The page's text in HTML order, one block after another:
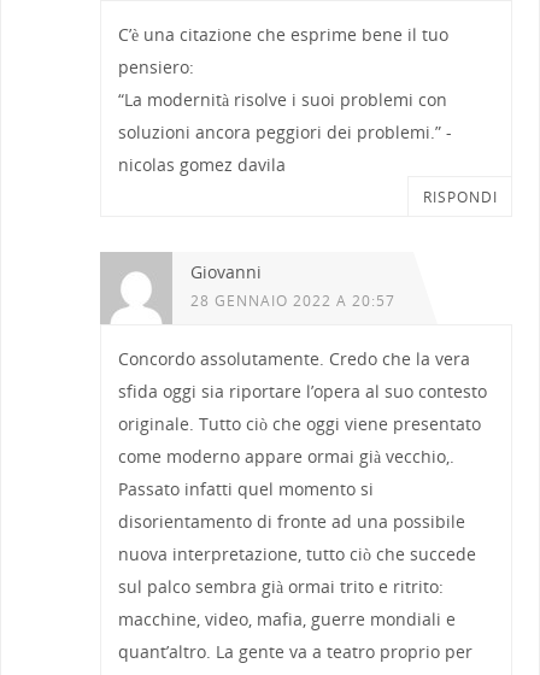
C’è una citazione che esprime bene il tuo
pensiero:
“La modernità risolve i suoi problemi con
soluzioni ancora peggiori dei problemi.” -
nicolas gomez davila
RISPONDI
Giovanni
28 GENNAIO 2022 A 20:57
Concordo assolutamente. Credo che la vera
sfida oggi sia riportare l’opera al suo contesto
originale. Tutto ciò che oggi viene presentato
come moderno appare ormai già vecchio,.
Passato infatti quel momento si
disorientamento di fronte ad una possibile
nuova interpretazione, tutto ciò che succede
sul palco sembra già ormai trito e ritrito:
macchine, video, mafia, guerre mondiali e
quant’altro. La gente va a teatro proprio per